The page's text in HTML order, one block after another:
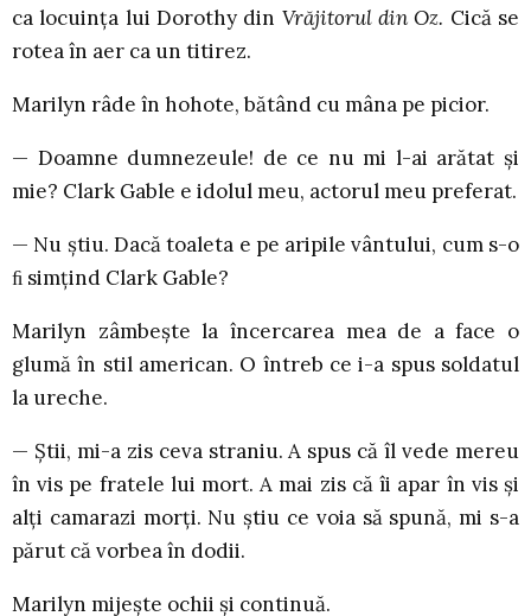
ca locuința lui Dorothy din Vrăjitorul din Oz. Cică se
rotea în aer ca un titirez.
Marilyn râde în hohote, bătând cu mâna pe picior.
— Doamne dumnezeule! de ce nu mi l-ai arătat și
mie? Clark Gable e idolul meu, actorul meu preferat.
— Nu știu. Dacă toaleta e pe aripile vântului, cum s-o
ﬁ simțind Clark Gable?
Marilyn zâmbește la încercarea mea de a face o
glumă în stil american. O întreb ce i-a spus soldatul
la ureche.
— Știi, mi-a zis ceva straniu. A spus că îl vede mereu
în vis pe fratele lui mort. A mai zis că îi apar în vis și
alți camarazi morți. Nu știu ce voia să spună, mi s-a
părut că vorbea în dodii.
Marilyn mijește ochii și continuă.